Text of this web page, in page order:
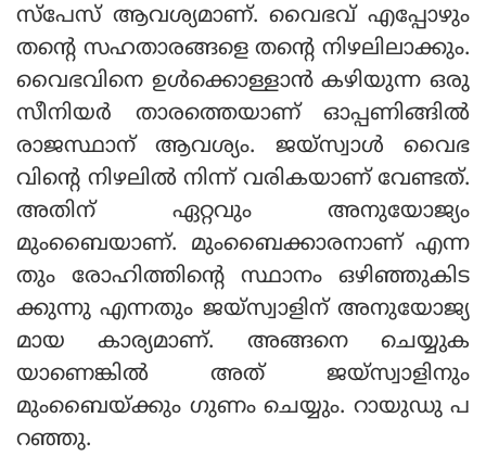
സ്‌പേസ് ആവശ്യമാണ്. വൈഭവ് എപ്പോഴും
തന്റെ സഹതാരങ്ങളെ തന്റെ നിഴലിലാക്കും.
വൈഭവിനെ ഉള്‍ക്കൊള്ളാന്‍ കഴിയുന്ന ഒരു
സീനിയര്‍ താരത്തെയാണ് ഓപ്പണിങ്ങില്‍
രാജസ്ഥാന് ആവശ്യം. ജയ്‌സ്വാള്‍ വൈഭ
വിന്റെ നിഴലില്‍ നിന്ന് വരികയാണ് വേണ്ടത്.
അതിന് ഏറ്റവും അനുയോജ്യം
മുംബൈയാണ്. മുംബൈക്കാരനാണ് എന്ന
തും രോഹിത്തിന്റെ സ്ഥാനം ഒഴിഞ്ഞുകിട
ക്കുന്നു എന്നതും ജയ്‌സ്വാളിന് അനുയോജ്യ
മായ കാര്യമാണ്. അങ്ങനെ ചെയ്യുക
യാണെങ്കില്‍ അത് ജയ്‌സ്വാളിനും
മുംബൈയ്ക്കും ഗുണം ചെയ്യും. റായുഡു പ
റഞ്ഞു.